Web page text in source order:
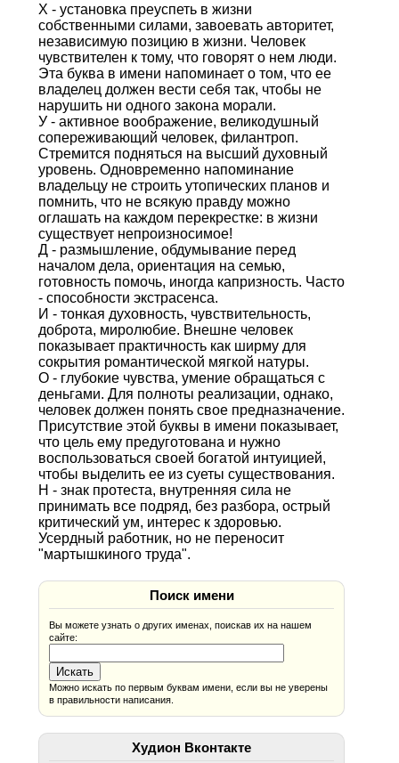
Х - установка преуспеть в жизни
собственными силами, завоевать авторитет,
независимую позицию в жизни. Человек
чувствителен к тому, что говорят о нем люди.
Эта буква в имени напоминает о том, что ее
владелец должен вести себя так, чтобы не
нарушить ни одного закона морали.
У - активное воображение, великодушный
сопереживающий человек, филантроп.
Стремится подняться на высший духовный
уровень. Одновременно напоминание
владельцу не строить утопических планов и
помнить, что не всякую правду можно
оглашать на каждом перекрестке: в жизни
существует непроизносимое!
Д - размышление, обдумывание перед
началом дела, ориентация на семью,
готовность помочь, иногда капризность. Часто
- способности экстрасенса.
И - тонкая духовность, чувствительность,
доброта, миролюбие. Внешне человек
показывает практичность как ширму для
сокрытия романтической мягкой натуры.
О - глубокие чувства, умение обращаться с
деньгами. Для полноты реализации, однако,
человек должен понять свое предназначение.
Присутствие этой буквы в имени показывает,
что цель ему предуготована и нужно
воспользоваться своей богатой интуицией,
чтобы выделить ее из суеты существования.
Н - знак протеста, внутренняя сила не
принимать все подряд, без разбора, острый
критический ум, интерес к здоровью.
Усердный работник, но не переносит
"мартышкиного труда".
Поиск имени
Вы можете узнать о других именах, поискав их на нашем
сайте:
Можно искать по первым буквам имени, если вы не уверены
в правильности написания.
Худион Вконтакте